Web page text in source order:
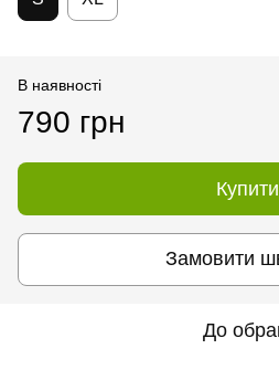
В наявності
790 грн
Купити
Замовити
До